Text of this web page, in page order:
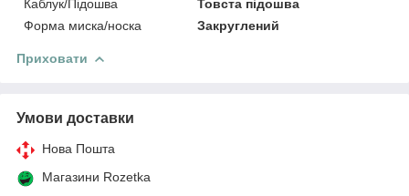
Каблук/Підошва
Товста підошва
Форма миска/носка
Закруглений
Приховати
Умови доставки
Нова Пошта
Магазини Rozetka